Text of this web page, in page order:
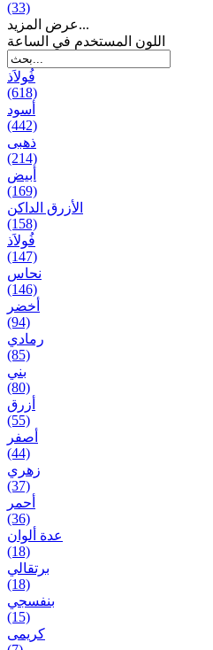
(33)
عرض المزيد...
اللون المستخدم في الساعة
فُولاَذ
(618)
أسود
(442)
ذهبی
(214)
أبيض
(169)
الأزرق الداكن
(158)
فُولاَذ
(147)
نحاس
(146)
أخضر
(94)
رمادي
(85)
بني
(80)
أزرق
(55)
أصفر
(44)
زهري
(37)
أحمر
(36)
عدة ألوان
(18)
برتقالي
(18)
بنفسجي
(15)
کریمی